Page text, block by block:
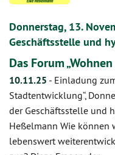
Donnerstag, 13.
Geschäftsstelle und
Das Forum
10.11.25 - Einladung
Stadtentwicklung“,
der Geschäftsstelle und
Heßelmann Wie können
lebenswert